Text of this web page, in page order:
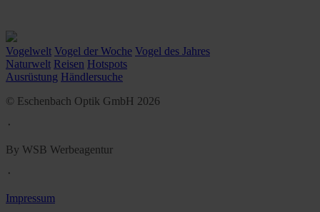
Vogelwelt Vogel der Woche Vogel des Jahres
Naturwelt Reisen Hotspots
Ausrüstung Händlersuche
© Eschenbach Optik GmbH 2026
᛫
By WSB Werbeagentur
᛫
Impressum